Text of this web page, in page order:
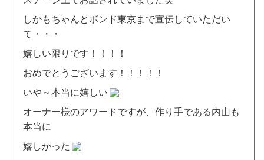
しかもちゃんとボンド東京まで宣伝していただい
て・・・
嬉しい限りです！！！！
おめでとうございます！！！！！
いや～本当に嬉しい
オーナー様のアワードですが、作り手である内山も
本当に
嬉しかった